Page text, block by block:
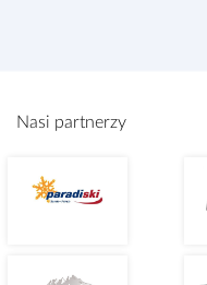
Nasi partnerzy